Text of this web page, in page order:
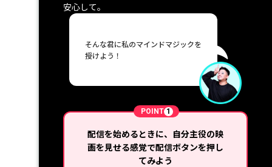
安心して。
そんな君に私のマインドマジックを
授けよう！
配信を始めるときに、自分主役の映
画を見せる感覚で配信ボタンを押し
てみよう
POINT 1